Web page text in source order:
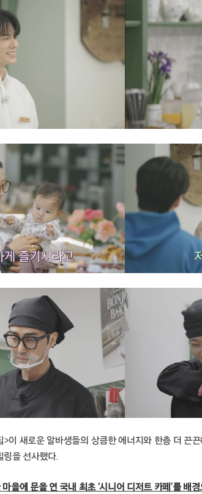
이 새로운 알바생들의 상큼한 에너지와 한층 더 끈
링을 선사했다.
을에 문을 연 국내 최초 ‘시니어 디저트 카페’를 배